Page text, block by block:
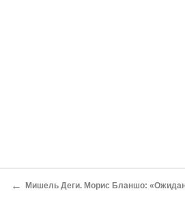
← Мишель Деги. Морис Бланшо: